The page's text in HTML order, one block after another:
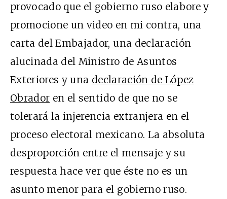
provocado que el gobierno ruso elabore y
promocione un video en mi contra, una
carta del Embajador, una declaración
alucinada del Ministro de Asuntos
Exteriores y una declaración de López
Obrador en el sentido de que no se
tolerará la injerencia extranjera en el
proceso electoral mexicano. La absoluta
desproporción entre el mensaje y su
respuesta hace ver que éste no es un
asunto menor para el gobierno ruso.